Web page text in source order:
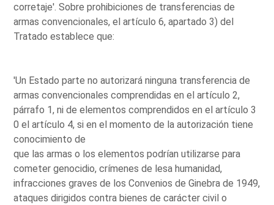
corretaje'. Sobre prohibiciones de transferencias de
armas convencionales, el artículo 6, apartado 3) del
Tratado establece que:
'Un Estado parte no autorizará ninguna transferencia de
armas convencionales comprendidas en el artículo 2,
párrafo 1, ni de elementos comprendidos en el artículo 3
0 el artículo 4, si en el momento de la autorización tiene
conocimiento de
que las armas o los elementos podrían utilizarse para
cometer genocidio, crímenes de lesa humanidad,
infracciones graves de los Convenios de Ginebra de 1949,
ataques dirigidos contra bienes de carácter civil o